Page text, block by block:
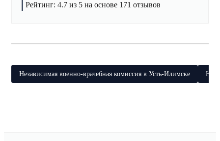
Рейтинг: 4.7 из 5 на основе 171 отзывов
Независимая военно-врачебная комиссия в Усть-Илимске